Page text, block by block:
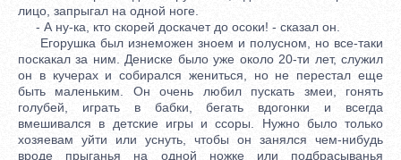
лицо, запрыгал на одной ноге.
- А ну-ка, кто скорей доскачет до осоки! - сказал он.
Егорушка был изнеможен зноем и полусном, но все-таки
поскакал за ним. Дениске было уже около 20-ти лет, служил
он в кучерах и собирался жениться, но не перестал еще
быть маленьким. Он очень любил пускать змеи, гонять
голубей, играть в бабки, бегать вдогонки и всегда
вмешивался в детские игры и ссоры. Нужно было только
хозяевам уйти или уснуть, чтобы он занялся чем-нибудь
вроде прыганья на одной ножке или подбрасыванья